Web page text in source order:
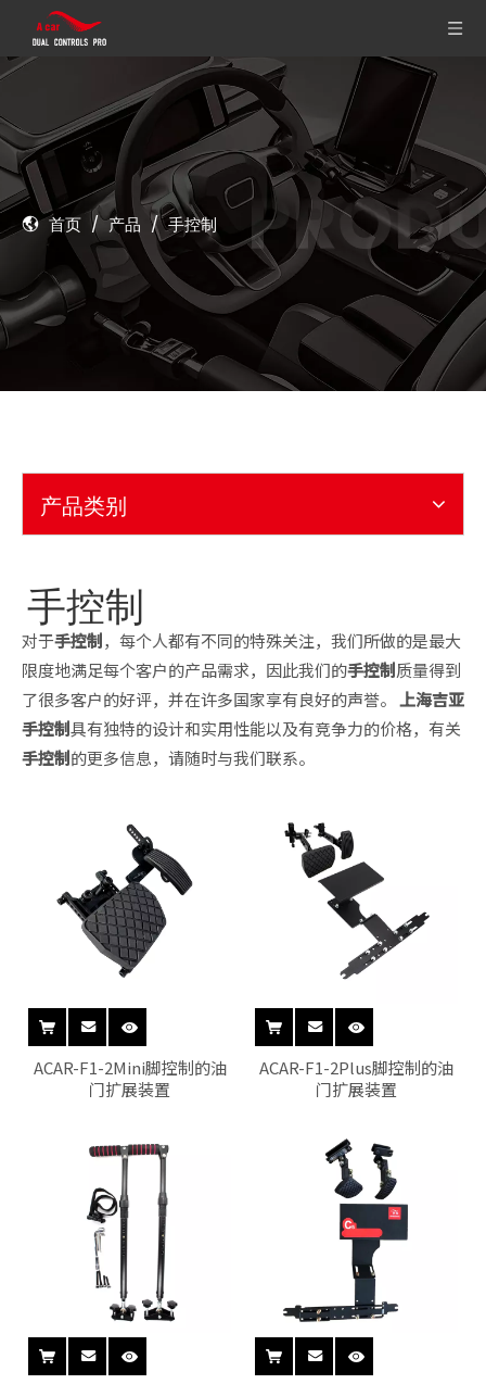
首页 / 产品 / 手控制
产品类别
手控制
对于手控制，每个人都有不同的特殊关注，我们所做的是最大
限度地满足每个客户的产品需求，因此我们的手控制质量得到
了很多客户的好评，并在许多国家享有良好的声誉。 上海吉亚
手控制具有独特的设计和实用性能以及有竞争力的价格，有关
手控制的更多信息，请随时与我们联系。
ACAR-F1-2Mini脚控制的油
门扩展装置
ACAR-F1-2Plus脚控制的油
门扩展装置